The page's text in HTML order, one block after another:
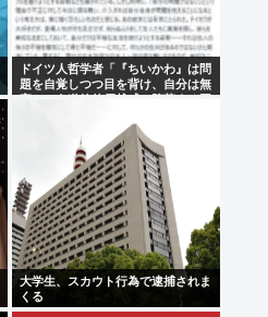
ドイツ人哲学者「『ちいかわ』は問
題を自覚しつつ目を背け、自分は無
害という道徳的優越感、堕落する国
大学生、スカウト行為で逮捕されま
くる